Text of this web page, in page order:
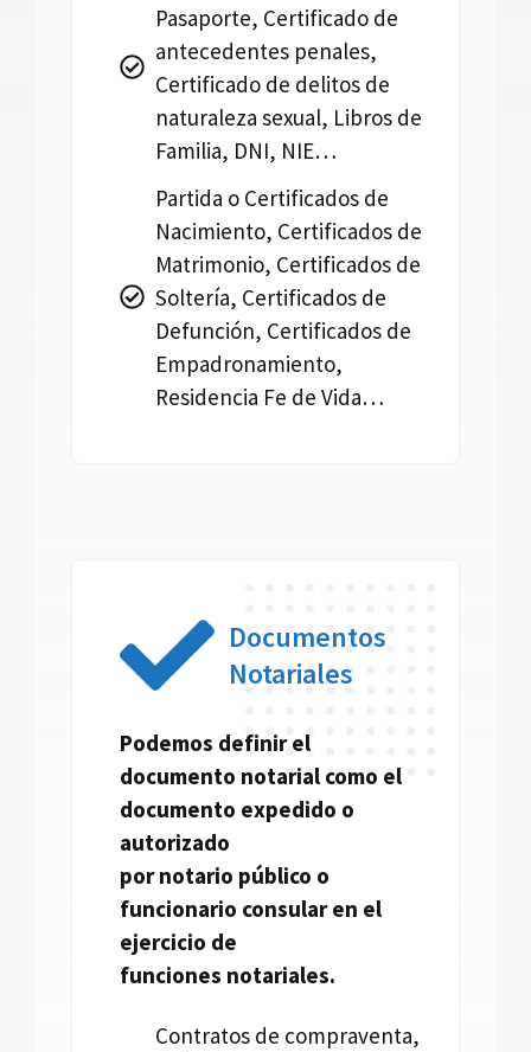
Pasaporte, Certificado de
antecedentes penales,
Certificado de delitos de
naturaleza sexual, Libros de
Familia, DNI, NIE…
Partida o Certificados de
Nacimiento, Certificados de
Matrimonio, Certificados de
Soltería, Certificados de
Defunción, Certificados de
Empadronamiento,
Residencia Fe de Vida…
Documentos
Notariales
Podemos definir el
documento notarial como el
documento expedido o
autorizado
pornotario público o
funcionario consular en el
ejercicio de
funciones notariales.
Contratos de compraventa,